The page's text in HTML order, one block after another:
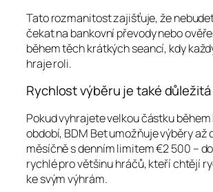
Tato rozmanitost zajišťuje, že
čekat na bankovní převody nebo
během těch krátkých seancí, kdy
hraje roli.
Rychlost výběru je také důležitá
Pokud vyhrajete velkou částku
období, BDM Bet umožňuje výběry až
měsíčně s denním limitem €2 500 –
rychlé pro většinu hráčů, kteří chtějí
ke svým výhrám.